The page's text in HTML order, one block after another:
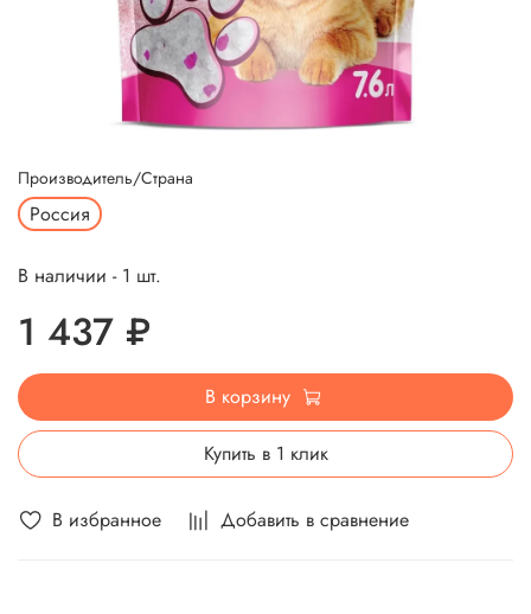
В избранное Добавить в сравнение
Производитель/Страна
Россия
В наличии - 1 шт.
1 437 ₽
В корзину
Купить в 1 клик